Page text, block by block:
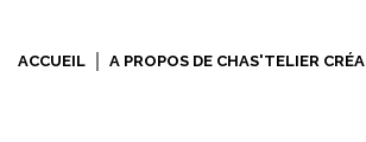
ACCUEIL A PROPOS DE CHAS'TELIER CRÉA